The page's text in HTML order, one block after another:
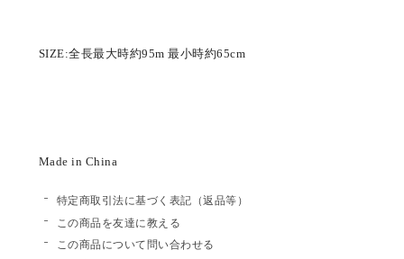
SIZE:全長最大時約95m 最小時約65cm
Made in China
特定商取引法に基づく表記（返品等）
この商品を友達に教える
この商品について問い合わせる